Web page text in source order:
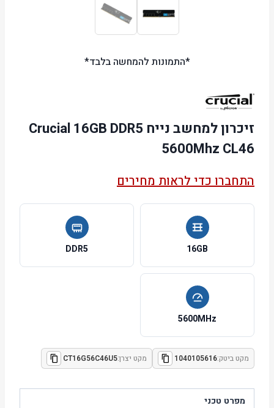
*התמונות להמחשה בלבד*
זיכרון למחשב נייח Crucial 16GB DDR5
5600Mhz CL46
התחברו כדי לראות מחירים
16GB
DDR5
5600MHz
מקט ביטק:1040105616 מקט יצרן:CT16G56C46U5
מפרט טכני